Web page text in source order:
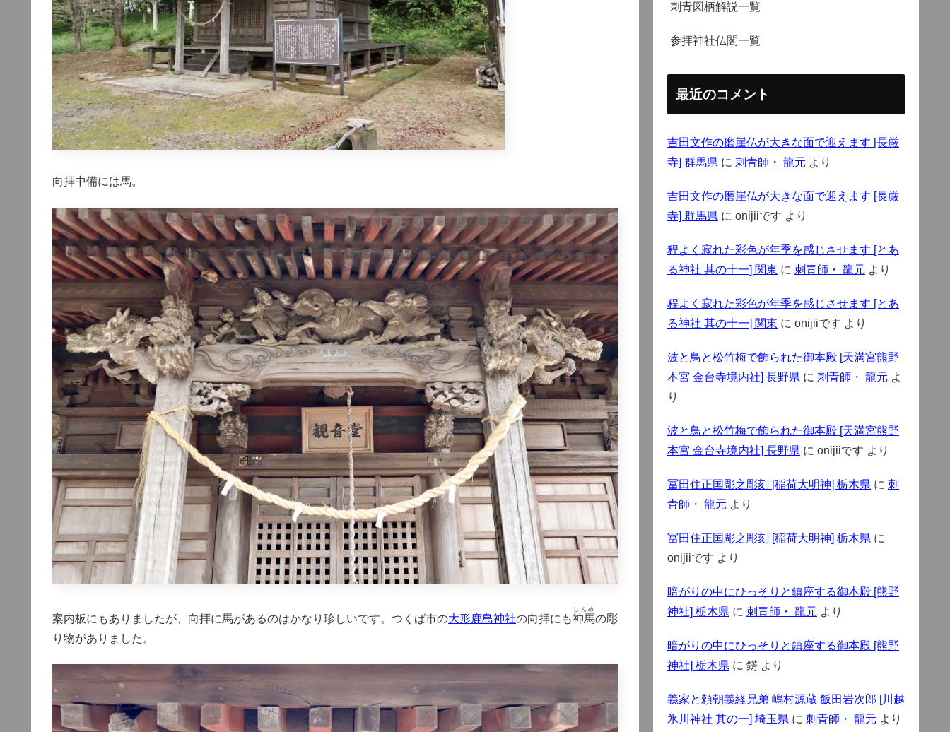
向拝中備には馬。
案内板にもありましたが、向拝に馬があるのはかなり珍しいです。つくば市の大形鹿島神社の向拝にも神馬
しんめ
の彫
り物がありました。
刺青図柄解説一覧
参拝神社仏閣一覧
最近のコメント
吉田文作の磨崖仏が大きな面で迎えます [長厳
寺] 群馬県 に 刺青師・ 龍元 より
吉田文作の磨崖仏が大きな面で迎えます [長厳
寺] 群馬県 に onijiiです より
程よく寂れた彩色が年季を感じさせます [とあ
る神社 其の十一] 関東 に 刺青師・ 龍元 より
程よく寂れた彩色が年季を感じさせます [とあ
る神社 其の十一] 関東 に onijiiです より
波と鳥と松竹梅で飾られた御本殿 [天満宮熊野
本宮 金台寺境内社] 長野県 に 刺青師・ 龍元 よ
り
波と鳥と松竹梅で飾られた御本殿 [天満宮熊野
本宮 金台寺境内社] 長野県 に onijiiです より
冨田住正国彫之彫刻 [稲荷大明神] 栃木県 に 刺
青師・ 龍元 より
冨田住正国彫之彫刻 [稲荷大明神] 栃木県 に
onijiiです より
暗がりの中にひっそりと鎮座する御本殿 [熊野
神社] 栃木県 に 刺青師・ 龍元 より
暗がりの中にひっそりと鎮座する御本殿 [熊野
神社] 栃木県 に 錺 より
義家と頼朝義経兄弟 嶋村源蔵 飯田岩次郎 [川越
氷川神社 其の一] 埼玉県 に 刺青師・ 龍元 より